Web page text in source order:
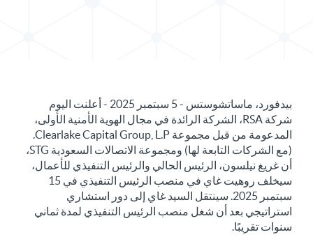
بيدفورد، ماساتشوستس - 5 سبتمبر 2025 - أعلنت اليوم
شركة RSA، الشركة الرائدة في مجال الهوية الأمنية الأولى،
المدعومة من قبل مجموعة Clearlake Capital Group, L.P.
(مع الشركات التابعة لها) ومجموعة الاتصالات السعودية STG،
أن غريغ نيلسون، الرئيس الحالي والرئيس التنفيذي للأعمال،
سيخلف روهيت غاي في منصب الرئيس التنفيذي في 15
سبتمبر 2025. سينتقل السيد غاي إلى دور استشاري
استراتيجي بعد أن شغل منصب الرئيس التنفيذي لمدة ثماني
سنوات تقريبًا.